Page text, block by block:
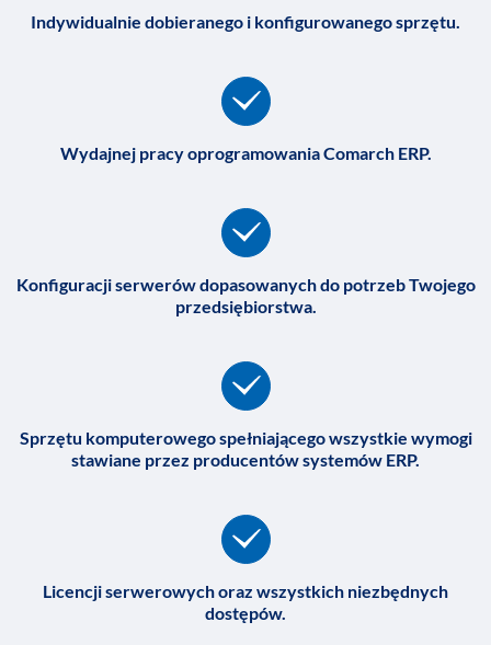
Indywidualnie dobieranego i konfigurowanego sprzętu.
Wydajnej pracy oprogramowania Comarch ERP.
Konfiguracji serwerów dopasowanych do potrzeb Twojego
przedsiębiorstwa.
Sprzętu komputerowego spełniającego wszystkie wymogi
stawiane przez producentów systemów ERP.
Licencji serwerowych oraz wszystkich niezbędnych
dostępów.